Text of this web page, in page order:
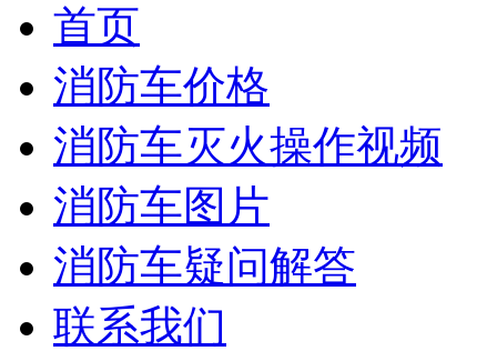
首页
消防车价格
消防车灭火操作视频
消防车图片
消防车疑问解答
联系我们